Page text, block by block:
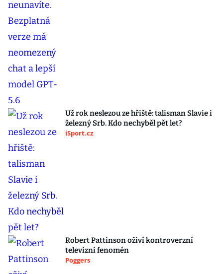
Už rok neslezou ze hřiště: talisman Slavie i
železný Srb. Kdo nechyběl pět let?
iSport.cz
Robert Pattinson oživí kontroverzní
televizní fenomén
Poggers